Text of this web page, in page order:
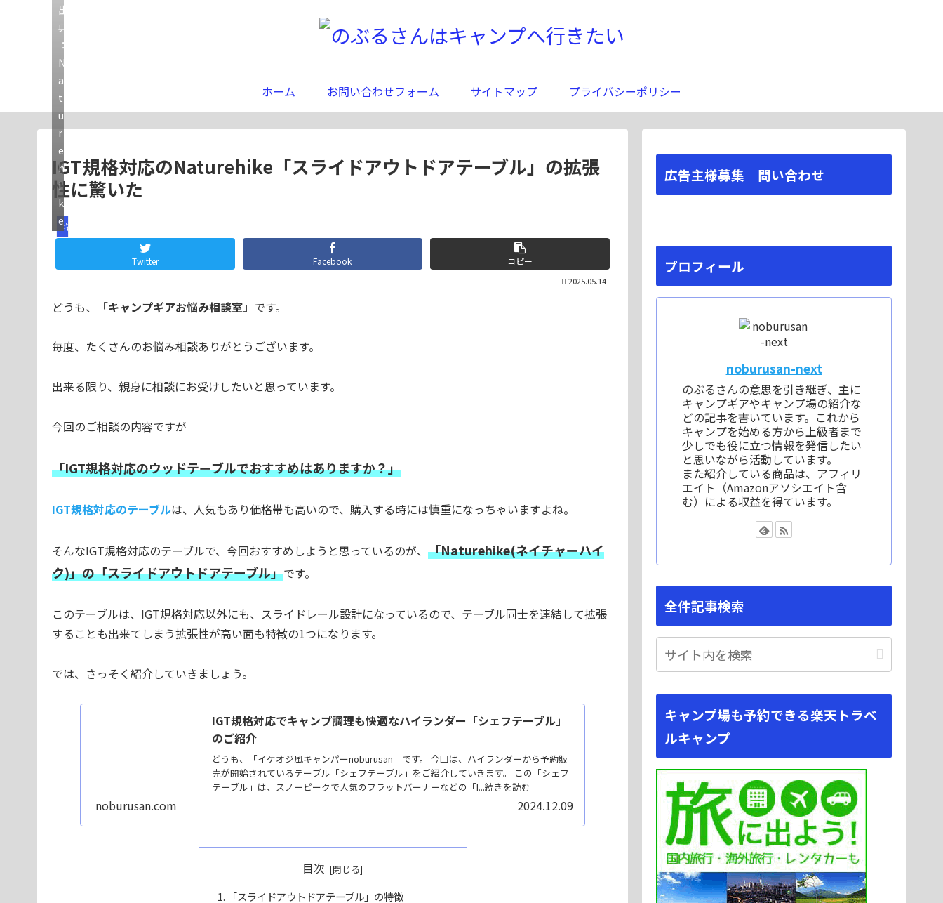
ホーム お問い合わせフォーム サイトマップ プライバシーポリシー
IGT規格対応のNaturehike「スライドアウトドアテーブル」の拡張
性に驚いた
ギア
出
典
：
N
a
t
u
r
e
h
i
k
e
Twitter Facebook コピー
2025.05.14
どうも、 「キャンプギアお悩み相談室」 です。
毎度、たくさんのお悩み相談ありがとうございます。
出来る限り、親身に相談にお受けしたいと思っています。
今回のご相談の内容ですが
「IGT規格対応のウッドテーブルでおすすめはありますか？」
IGT規格対応のテーブルは、人気もあり価格帯も高いので、購入する時には慎重になっちゃいますよね。
そんなIGT規格対応のテーブルで、今回おすすめしようと思っているのが、 「Naturehike(ネイチャーハイ
ク)」の「スライドアウトドアテーブル」です。
このテーブルは、IGT規格対応以外にも、スライドレール設計になっているので、テーブル同士を連結して拡張
することも出来てしまう拡張性が高い面も特徴の1つになります。
では、さっそく紹介していきましょう。
IGT規格対応でキャンプ調理も快適なハイランダー「シェフテーブル」
のご紹介
どうも、「イケオジ風キャンパーnoburusan」です。 今回は、ハイランダーから予約販
売が開始されているテーブル「シェフテーブル」をご紹介していきます。 この「シェフ
テーブル」は、スノーピークで人気のフラットバーナーなどの「I...続きを読む
noburusan.com 2024.12.09
目次
「スライドアウトドアテーブル」の特徴
広告主様募集 問い合わせ
プロフィール
noburusan-next
のぶるさんの意思を引き継ぎ、主に
キャンプギアやキャンプ場の紹介な
どの記事を書いています。これから
キャンプを始める方から上級者まで
少しでも役に立つ情報を発信したい
と思いながら活動しています。
また紹介している商品は、アフィリ
エイト（Amazonアソシエイト含
む）による収益を得ています。
全件記事検索
キャンプ場も予約できる楽天トラベ
ルキャンプ